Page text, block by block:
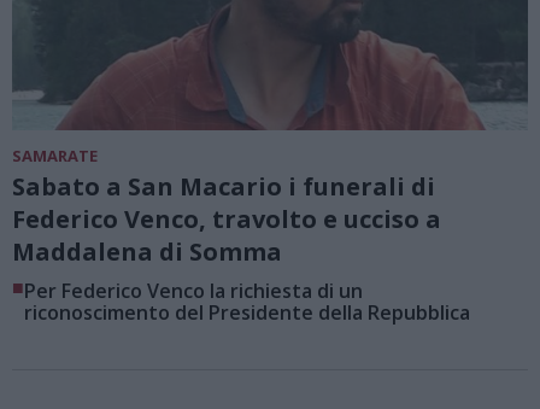
SAMARATE
Sabato a San Macario i funerali di
Federico Venco, travolto e ucciso a
Maddalena di Somma
■Per Federico Venco la richiesta di un
riconoscimento del Presidente della Repubblica